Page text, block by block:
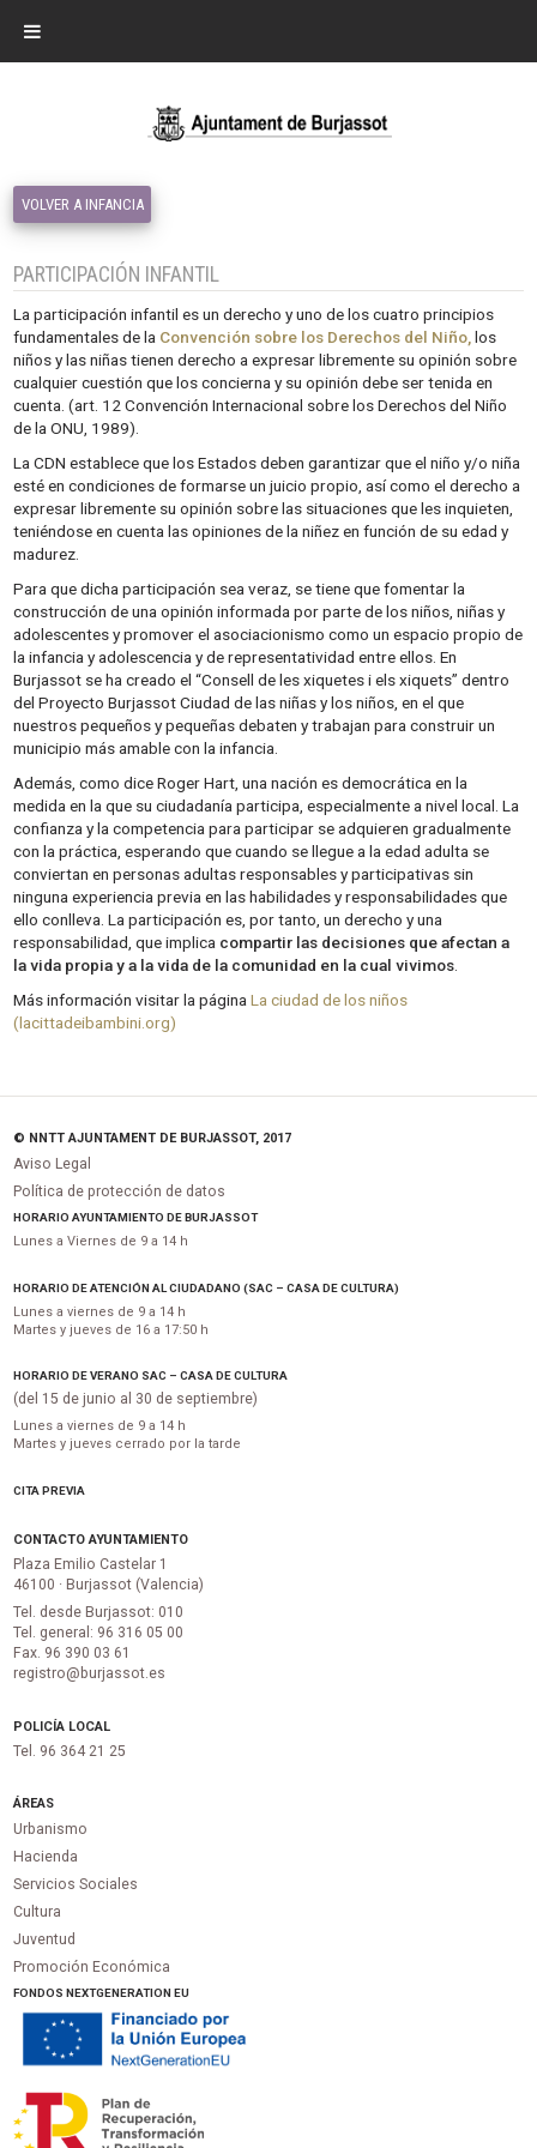
VOLVER A INFANCIA
PARTICIPACIÓN INFANTIL
La participación infantil es un derecho y uno de los cuatro principios
fundamentales de la Convención sobre los Derechos del Niño,los
niños y las niñas tienen derecho a expresar libremente su opinión sobre
cualquier cuestión que los concierna y su opinión debe ser tenida en
cuenta. (art. 12 Convención Internacional sobre los Derechos del Niño
de la ONU, 1989).
La CDN establece que los Estados deben garantizar que el niño y/o niña
esté en condiciones de formarse un juicio propio, así como el derecho a
expresar libremente su opinión sobre las situaciones que les inquieten,
teniéndose en cuenta las opiniones de la niñez en función de su edad y
madurez.
Para que dicha participación sea veraz, se tiene que fomentar la
construcción de una opinión informada por parte de los niños, niñas y
adolescentes y promover el asociacionismo como un espacio propio de
la infancia y adolescencia y de representatividad entre ellos. En
Burjassot se ha creado el “Consell de les xiquetes i els xiquets” dentro
del Proyecto Burjassot Ciudad de las niñas y los niños, en el que
nuestros pequeños y pequeñas debaten y trabajan para construir un
municipio más amable con la infancia.
Además, como dice Roger Hart, una nación es democrática en la
medida en la que su ciudadanía participa, especialmente a nivel local. La
confianza y la competencia para participar se adquieren gradualmente
con la práctica, esperando que cuando se llegue a la edad adulta se
conviertan en personas adultas responsables y participativas sin
ninguna experiencia previa en las habilidades y responsabilidades que
ello conlleva. La participación es, por tanto, un derecho y una
responsabilidad, que implica compartir las decisiones que afectan a
la vida propia y a la vida de la comunidad en la cual vivimos.
Más información visitar la páginaLa ciudad de los niños
(lacittadeibambini.org)
© NNTT AJUNTAMENT DE BURJASSOT, 2017
Aviso Legal
Política de protección de datos
HORARIO AYUNTAMIENTO DE BURJASSOT
Lunes a Viernes de 9 a 14 h
HORARIO DE ATENCIÓN AL CIUDADANO (SAC – CASA DE CULTURA)
Lunes a viernes de 9 a 14 h
Martes y jueves de 16 a 17:50 h
HORARIO DE VERANO SAC – CASA DE CULTURA
(del 15 de junio al 30 de septiembre)
Lunes a viernes de 9 a 14 h
Martes y jueves cerrado por la tarde
CITA PREVIA
CONTACTO AYUNTAMIENTO
Plaza Emilio Castelar 1
46100 · Burjassot (Valencia)
Tel. desde Burjassot: 010
Tel. general: 96 316 05 00
Fax. 96 390 03 61
registro@burjassot.es
POLICÍA LOCAL
Tel. 96 364 21 25
ÁREAS
Urbanismo
Hacienda
Servicios Sociales
Cultura
Juventud
Promoción Económica
FONDOS NEXTGENERATION EU